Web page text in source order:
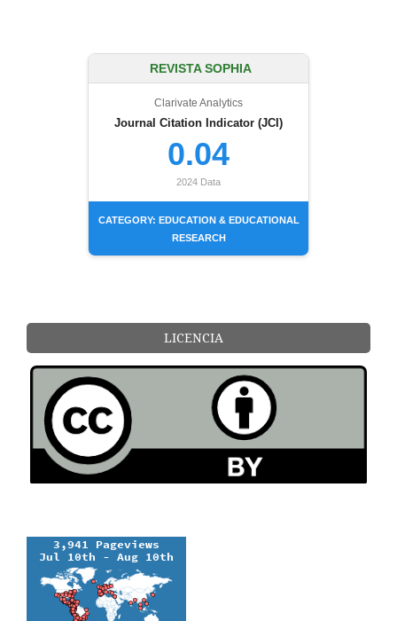
REVISTA SOPHIA
Clarivate Analytics
Journal Citation Indicator (JCI)
0.04
2024 Data
CATEGORY: EDUCATION & EDUCATIONAL
RESEARCH
LICENCIA